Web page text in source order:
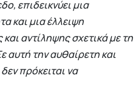
επιδεικνύει μια
και μια έλλειψη
αντίληψης σχετικά με τη
αυτή την αυθαίρετη και
πρόκειται να